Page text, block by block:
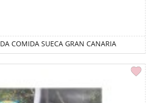
COMIDA SUECA GRAN CANARIA